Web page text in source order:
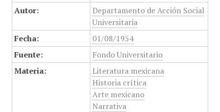
Autor:
Departamento de Acción Social
Universitaria
Fecha:
01/08/1954
Fuente:
Fondo Universitario
Materia:
Literatura mexicana
Historia crítica
Arte mexicano
Narrativa